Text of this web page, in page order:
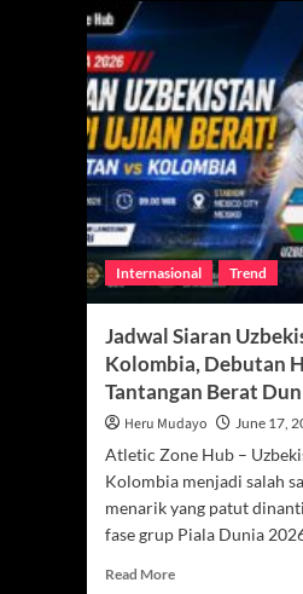
Internasional Trend
Jadwal Siaran
Kolombia, Debutan
Tantangan Berat
Heru Mudayo June 17,
Atletic Zone Hub –
Kolombia menjadi salah
menarik yang patut
fase grup Piala Dunia
Read MoreRead